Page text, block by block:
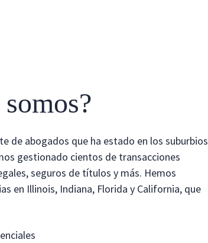
de abogados que ha estado en los suburbios
gestionado cientos de transacciones
seguros de títulos y más. Hemos
en Illinois, Indiana, Florida y California, que